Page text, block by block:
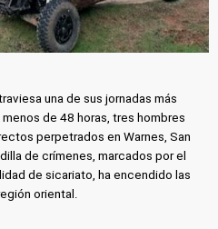
una de sus jornadas más
de 48 horas, tres hombres
perpetrados en Warnes, San
de crímenes, marcados por el
de sicariato, ha encendido las
oriental.